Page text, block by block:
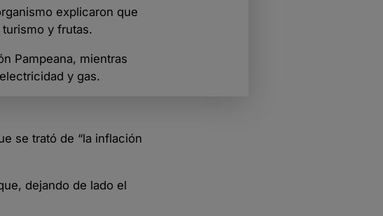
explicaron que
y frutas.
Pampeana, mientras
y gas.
se trató de “la inflación
dejando de lado el